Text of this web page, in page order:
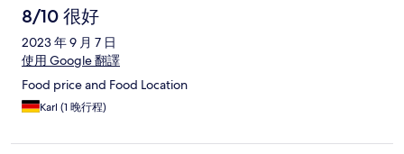
8/10 很好
2023 年 9 月 7 日
使用 Google 翻譯
Food price and Food Location
Karl (1 晚行程)